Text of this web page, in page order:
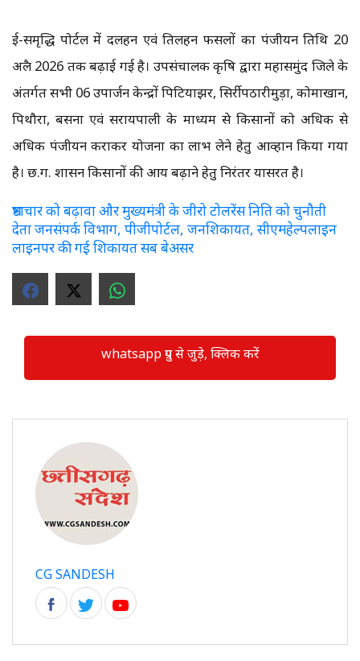
ई-समृद्धि पोर्टल में दलहन एवं तिलहन फसलों का पंजीयन तिथि 20
अप्रैल 2026 तक बढ़ाई गई है। उपसंचालक कृषि द्वारा महासमुंद जिले के
अंतर्गत सभी 06 उपार्जन केन्द्रों पिटियाझर, सिर्रीपठारीमुड़ा, कोमाखान,
पिथौरा, बसना एवं सरायपाली के माध्यम से किसानों को अधिक से
अधिक पंजीयन कराकर योजना का लाभ लेने हेतु आव्हान किया गया
है। छ.ग. शासन किसानों की आय बढ़ाने हेतु निरंतर प्रयासरत है।
भ्रष्टाचार को बढ़ावा और मुख्यमंत्री के जीरो टोलरेंस निति को चुनौती
देता जनसंपर्क विभाग, पीजीपोर्टल, जनशिकायत, सीएमहेल्पलाइन
लाइनपर की गई शिकायत सब बेअसर
whatsapp ग्रुप से जुड़े, क्लिक करें
CG SANDESH